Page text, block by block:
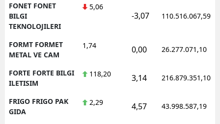
FONET FONET
BILGI
TEKNOLOJILERI
5,06
-3,07 110.516.067,59
FORMT FORMET
METAL VE CAM
1,74 0,00 26.277.071,10
FORTE FORTE BILGI
ILETISIM
118,20 3,14 216.879.351,10
FRIGO FRIGO PAK
GIDA
2,29 4,57 43.998.587,19